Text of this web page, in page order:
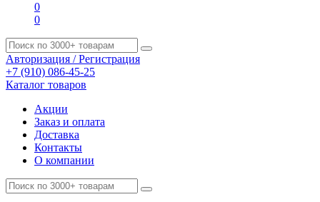
0
0
Авторизация / Регистрация
+7 (910) 086-45-25
Каталог товаров
Акции
Заказ и оплата
Доставка
Контакты
О компании